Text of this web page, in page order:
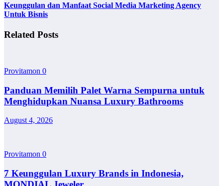
Keunggulan dan Manfaat Social Media Marketing Agency
Untuk Bisnis
Related Posts
Provitamon 0
Panduan Memilih Palet Warna Sempurna untuk
Menghidupkan Nuansa Luxury Bathrooms
August 4, 2026
Provitamon 0
7 Keunggulan Luxury Brands in Indonesia,